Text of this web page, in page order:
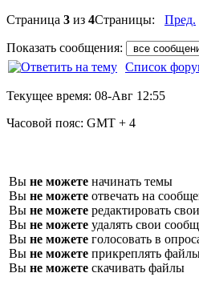
Страница 3 из 4Страницы: Пред.
Показать сообщения:
Список
Текущее время: 08-Авг 12:55
Часовой пояс: GMT + 4
Вы не можете начинать темы
Вы не можете отвечать на
Вы не можете редактировать
Вы не можете удалять свои
Вы не можете голосовать в
Вы не можете прикреплять
Вы не можете скачивать файлы